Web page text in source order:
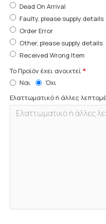
Dead On Arrival
Faulty, please supply details
Order Error
Other, please supply details
Received Wrong Item
Το Προϊόν έχει ανοιχτεί
Ναι
Όχι
Ελαττωματικό ή άλλες